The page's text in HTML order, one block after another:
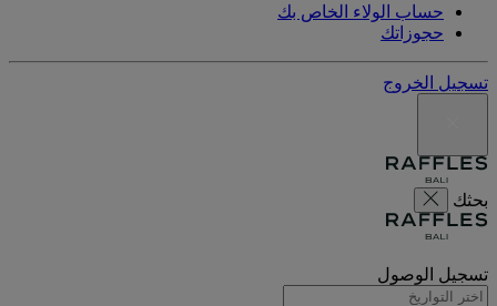
حساب الولاء الخاص بك
حجوزاتك
تسجيل الخروج
بحثك
تسجيل الوصول